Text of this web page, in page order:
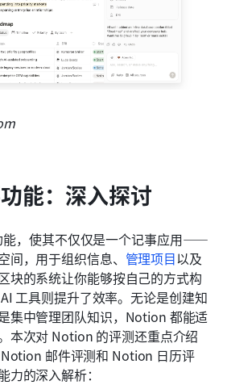
能：深入探讨
，使其不仅仅是一个记事应用——
，用于组织信息、 管理项目以及
块的系统让你能够按自己的方式构
工具则提升了效率。无论是创建知
集中管理团队知识，Notion 都能适
本次对 Notion 的评测还重点介绍
邮件评测和 Notion 日历评
的深入解析：